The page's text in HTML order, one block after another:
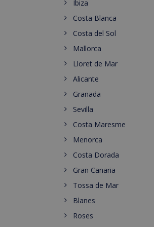
Ibiza
Costa Blanca
Costa del Sol
Mallorca
Lloret de Mar
Alicante
Granada
Sevilla
Costa Maresme
Menorca
Costa Dorada
Gran Canaria
Tossa de Mar
Blanes
Roses